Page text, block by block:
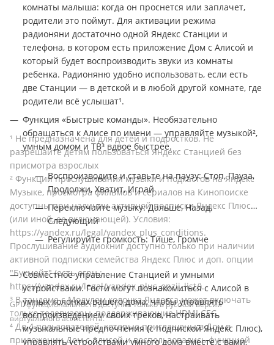
комнаты малыша: когда он проснется или заплачет,
родители это поймут. Для активации режима
радионяни достаточно одной Яндекс Станции и
телефона, в котором есть приложение Дом с Алисой и
который будет воспроизводить звуки из комнаты
ребенка. Радионяню удобно использовать, если есть
две Станции — в детской и в любой другой комнате, где
родители всё услышат¹.
Функция «Быстрые команды». Необязательно
обращаться к Алисе по имени — управляйте музыкой²,
умным домом и ТВ³ вдвое быстрее.
Воспроизводите и ставьте на паузу: Стоп, Пауза,
Продолжи, Хватит, Играй
Переключайте музыку: Дальше, Назад,
Следующий
Регулируйте громкость: Тише, Громче
Совместное управление Станцией и умными
устройствами. Гости могут познакомиться с Алисой в
умных колонках вашего дома, чтобы управлять
воспроизведением своих треков, настраивать
музыкальные предпочтения (с подпиской Яндекс Плюс),
управлять устройствами умного дома вместе с вами,
¹ Не предназначена для детей и подростков. Не
разрешайте детям пользоваться Яндекс Станцией без
присмотра взрослых
² Функции прослушивания музыки и подкастов на Яндекс
Музыке, просмотра фильмов и сериалов на Кинопоиске
доступны при наличии активной подписки Яндекс Плюс
(или иной, ее включающей). Условия:
https://yandex.ru/legal/yandex_plus_conditions.
Прослушивание аудиокниг доступно только при наличии
активной подписки семейства Яндекс Плюс и доп. опции
"Букмейт" (есть огрн.:
https://yandex.ru/legal/yandex_plus_opzii_list/).
³ В тандеме с Модулем колонка Яндекса может включать
только телевизоры, поддерживающие HDMI CEC.
⁴ До 4 пользователей, которые приглашены в Дом в
приложении Дом с Алисой и воспользовались функцией
GPT-функциональность доступна только в русской версии
виртуального ассистента.